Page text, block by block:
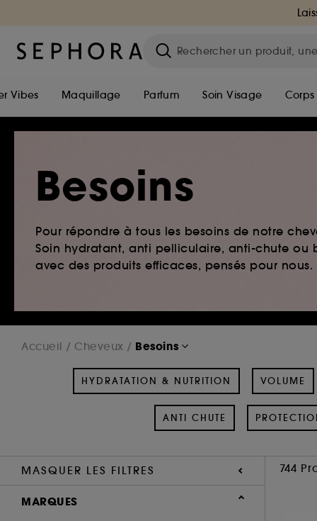
Vibes Maquillage Parfum Soin Visage Corps
Besoins
Pour répondre à tous les besoins de notre
Soin hydratant, anti pelliculaire, anti-chute ou
avec des produits efficaces, pensés pour nous.
Accueil Cheveux Besoins
HYDRATATION & NUTRITION VOLUME
ANTI CHUTE
MASQUER LES FILTRES 744
MARQUES